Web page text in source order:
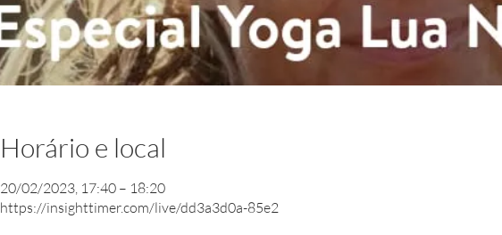
Horário e local
20/02/2023, 17:40 – 18:20
https://insighttimer.com/live/dd3a3d0a-85e2